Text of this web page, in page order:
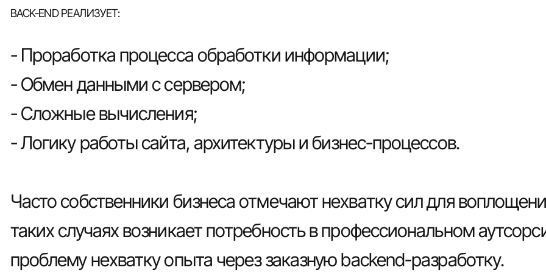
BACK-END РЕАЛИЗУЕТ:
- Проработка процесса обработки информации;
- Обмен данными с сервером;
- Сложные вычисления;
- Логику работы сайта, архитектуры и бизнес-процессов.
Часто собственники бизнеса отмечают нехватку сил для
таких случаях возникает потребность в профессиональном
проблему нехватку опыта через заказную backend-разработку.